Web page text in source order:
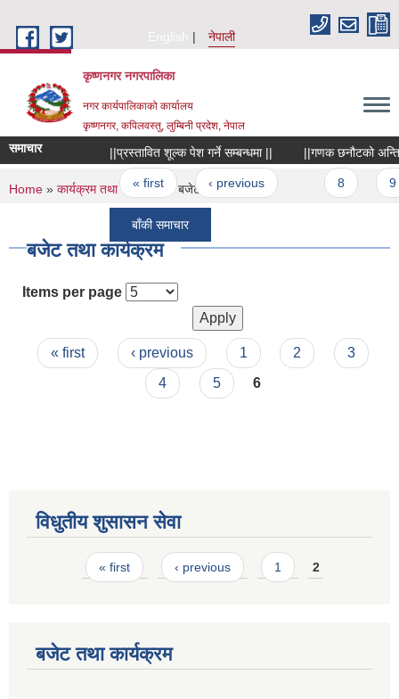
English
नेपाली
कृष्णनगर नगरपालिका
नगर कार्यपालिकाको कार्यालय
कृष्णनगर, कपिलवस्तु, लुम्बिनी प्रदेश, नेपाल
समाचार ||प्रस्तावित शूल्क पेश गर्ने सम्बन्धमा || ||गणक छनौटको अन्तिम
Pages
« first ‹ previous
बाँकी समाचार
You are here
Home » कार्यक्रम तथा परियोजना » बजेट तथा कार्यक्रम
बजेट तथा कार्यक्रम
Items per page
Pages
« first ‹ previous 1 2
3
4
5 6
विधुतीय शुसासन सेवा
Pages« first ‹ previous 1 2
बजेट तथा कार्यक्रम